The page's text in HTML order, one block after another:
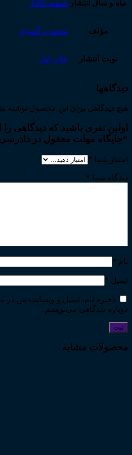
ماه و سال انتشار اسفند 1403
مؤلف محمد نرگسیان
نوبت انتشار چاپ اول
دیدگاهها
هیچ دیدگاهی برای این محصول نوشته
اولین نفری باشید که دیدگاهی
“جایگاه مهلت معقول در
امتیاز شما *
دیدگاه شما *
نام *
ایمیل *
ذخیره نام، ایمیل و وبسایت من در
دوباره دیدگاهی می‌نویسم.
محصولات مشابه